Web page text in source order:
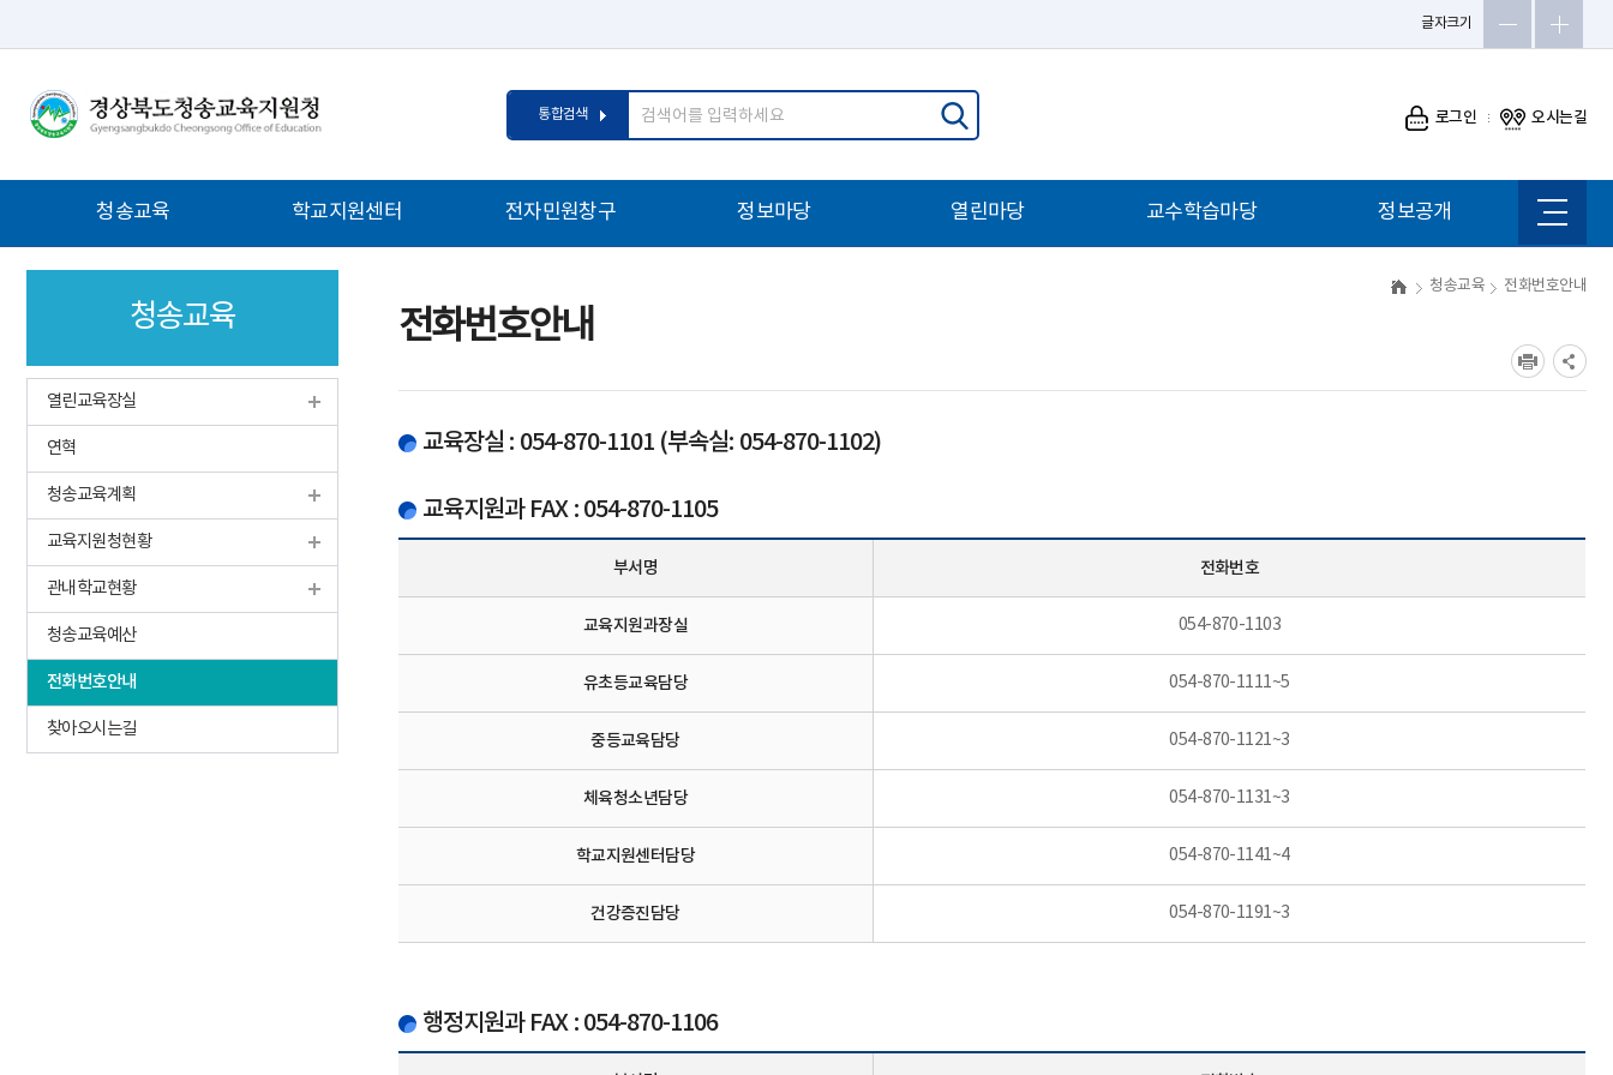
글자크기
로그인 오시는길
통합검색
합
색
력
뉴
사이트
맵
청송교육 학교지원센터 전자민원창구 정보마당 열린마당 교수학습마당 정보공개
청송교육
열린교육장실
연혁
청송교육계획
교육지원청현황
관내학교현황
청송교육예산
전화번호안내
찾아오시는길
청송교육 전화번호안내
전화번호안내
교육장실 : 054-870-1101 (부속실: 054-870-1102)
교육지원과 FAX : 054-870-1105
부서명 전화번호
교육지원과장실 054-870-1103
유초등교육담당 054-870-1111~5
중등교육담당 054-870-1121~3
체육청소년담당 054-870-1131~3
학교지원센터담당 054-870-1141~4
건강증진담당 054-870-1191~3
행정지원과 FAX : 054-870-1106